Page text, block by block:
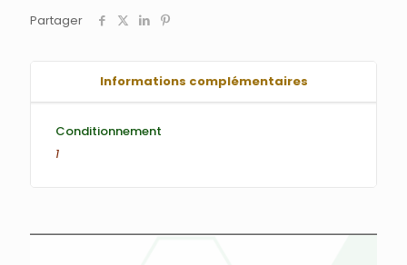
Partager
Informations complémentaires
Conditionnement
1